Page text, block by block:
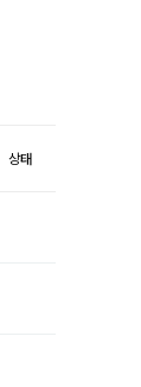
상태